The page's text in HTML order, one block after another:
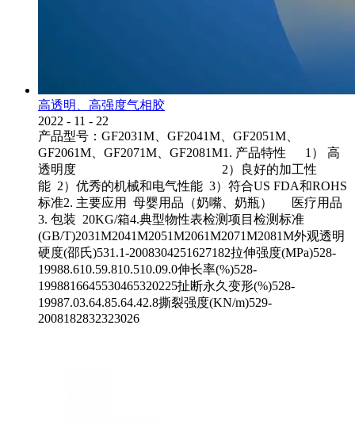
高透明、高强度气相胶
2022 - 11 - 22
产品型号：GF2031M、GF2041M、GF2051M、
GF2061M、GF2071M、GF2081M1. 产品特性 1） 高
透明度 2）良好的加工性
能 2）优秀的机械和电气性能 3）符合US FDA和ROHS
标准2. 主要应用 母婴用品（奶嘴、奶瓶） 医疗用品
3. 包装 20KG/箱4.典型物性表检测项目检测标准
(GB/T)2031M2041M2051M2061M2071M2081M外观透明
硬度(邵氏)531.1-2008304251627182拉伸强度(MPa)528-
19988.610.59.810.510.09.0伸长率(%)528-
1998816645530465320225扯断永久变形(%)528-
19987.03.64.85.64.42.8撕裂强度(KN/m)529-
2008182832323026